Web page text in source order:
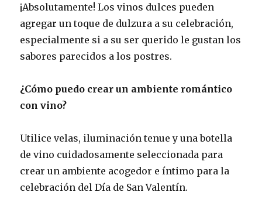
¡Absolutamente! Los vinos dulces pueden
agregar un toque de dulzura a su celebración,
especialmente si a su ser querido le gustan los
sabores parecidos a los postres.
¿Cómo puedo crear un ambiente romántico
con vino?
Utilice velas, iluminación tenue y una botella
de vino cuidadosamente seleccionada para
crear un ambiente acogedor e íntimo para la
celebración del Día de San Valentín.